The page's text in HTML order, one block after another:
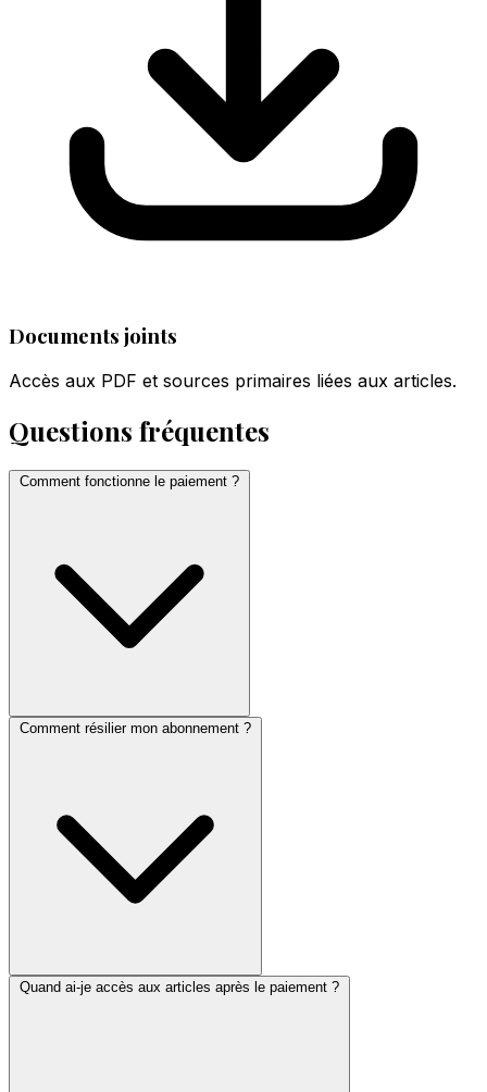
Documents joints
Accès aux PDF et sources primaires liées aux articles.
Questions fréquentes
Comment fonctionne le paiement ?
Comment résilier mon abonnement ?
Quand ai-je accès aux articles après le paiement ?